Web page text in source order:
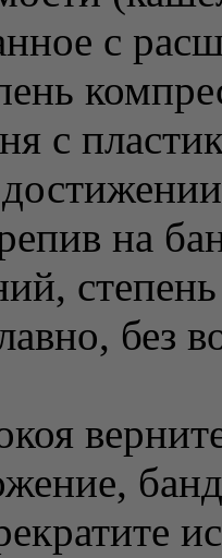
с
с
на
без